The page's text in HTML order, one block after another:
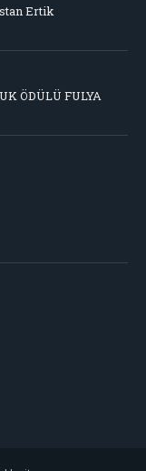
Ertik
ÖDÜLÜ FULYA